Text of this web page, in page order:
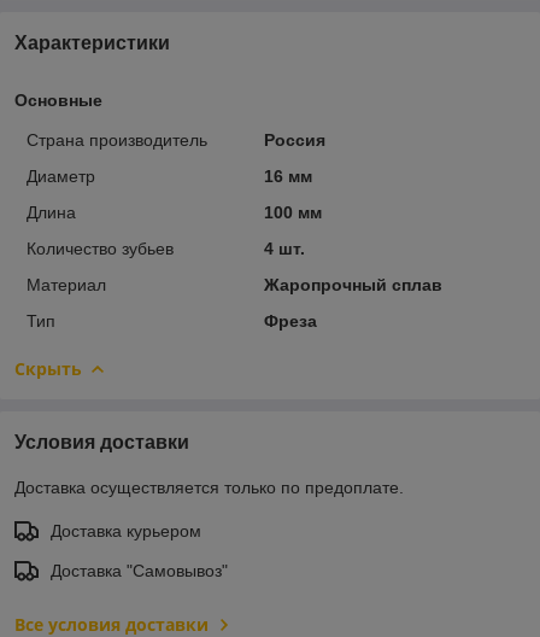
Характеристики
Основные
Страна производитель
Россия
Диаметр
16 мм
Длина
100 мм
Количество зубьев
4 шт.
Материал
Жаропрочный сплав
Тип
Фреза
Скрыть
Условия доставки
Доставка осуществляется только по предоплате.
Доставка курьером
Доставка "Самовывоз"
Все условия доставки